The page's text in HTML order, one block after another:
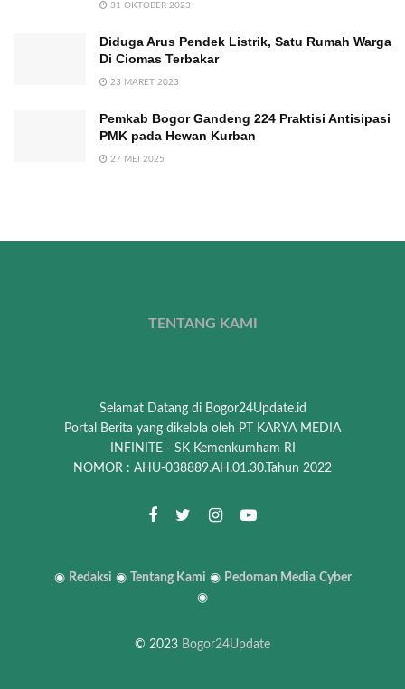
31 OKTOBER 2023
Diduga Arus Pendek Listrik, Satu Rumah Warga
Di Ciomas Terbakar
23 MARET 2023
Pemkab Bogor Gandeng 224 Praktisi Antisipasi
PMK pada Hewan Kurban
27 MEI 2025
TENTANG KAMI
Selamat Datang di Bogor24Update.id
Portal Berita yang dikelola oleh PT KARYA MEDIA
INFINITE - SK Kemenkumham RI
NOMOR : AHU-038889.AH.01.30.Tahun 2022
◉ Redaksi ◉ Tentang Kami ◉ Pedoman Media Cyber
◉
© 2023 Bogor24Update